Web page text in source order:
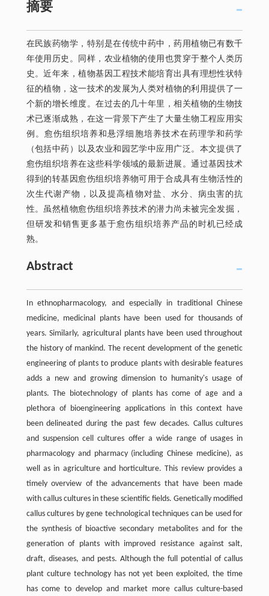
摘要
在民族药物学，特别是在传统中药中，药用植物已有数千
年使用历史。同样，农业植物的使用也贯穿于整个人类历
史。近年来，植物基因工程技术能培育出具有理想性状特
征的植物，这一技术的发展为人类对植物的利用提供了一
个新的增长维度。在过去的几十年里，相关植物的生物技
术已逐渐成熟，在这一背景下产生了大量生物工程应用实
例。愈伤组织培养和悬浮细胞培养技术在药理学和药学
（包括中药）以及农业和园艺学中应用广泛。本文提供了
愈伤组织培养在这些科学领域的最新进展。通过基因技术
得到的转基因愈伤组织培养物可用于合成具有生物活性的
次生代谢产物，以及提高植物对盐、水分、病虫害的抗
性。虽然植物愈伤组织培养技术的潜力尚未被完全发掘，
但研发和销售更多基于愈伤组织培养产品的时机已经成
熟。
Abstract
In ethnopharmacology, and especially in traditional Chinese
medicine, medicinal plants have been used for thousands of
years. Similarly, agricultural plants have been used throughout
the history of mankind. The recent development of the genetic
engineering of plants to produce plants with desirable features
adds a new and growing dimension to humanity's usage of
plants. The biotechnology of plants has come of age and a
plethora of bioengineering applications in this context have
been delineated during the past few decades. Callus cultures
and suspension cell cultures offer a wide range of usages in
pharmacology and pharmacy (including Chinese medicine), as
well as in agriculture and horticulture. This review provides a
timely overview of the advancements that have been made
with callus cultures in these scientific fields. Genetically modified
callus cultures by gene technological techniques can be used for
the synthesis of bioactive secondary metabolites and for the
generation of plants with improved resistance against salt,
draft, diseases, and pests. Although the full potential of callus
plant culture technology has not yet been exploited, the time
has come to develop and market more callus culture-based